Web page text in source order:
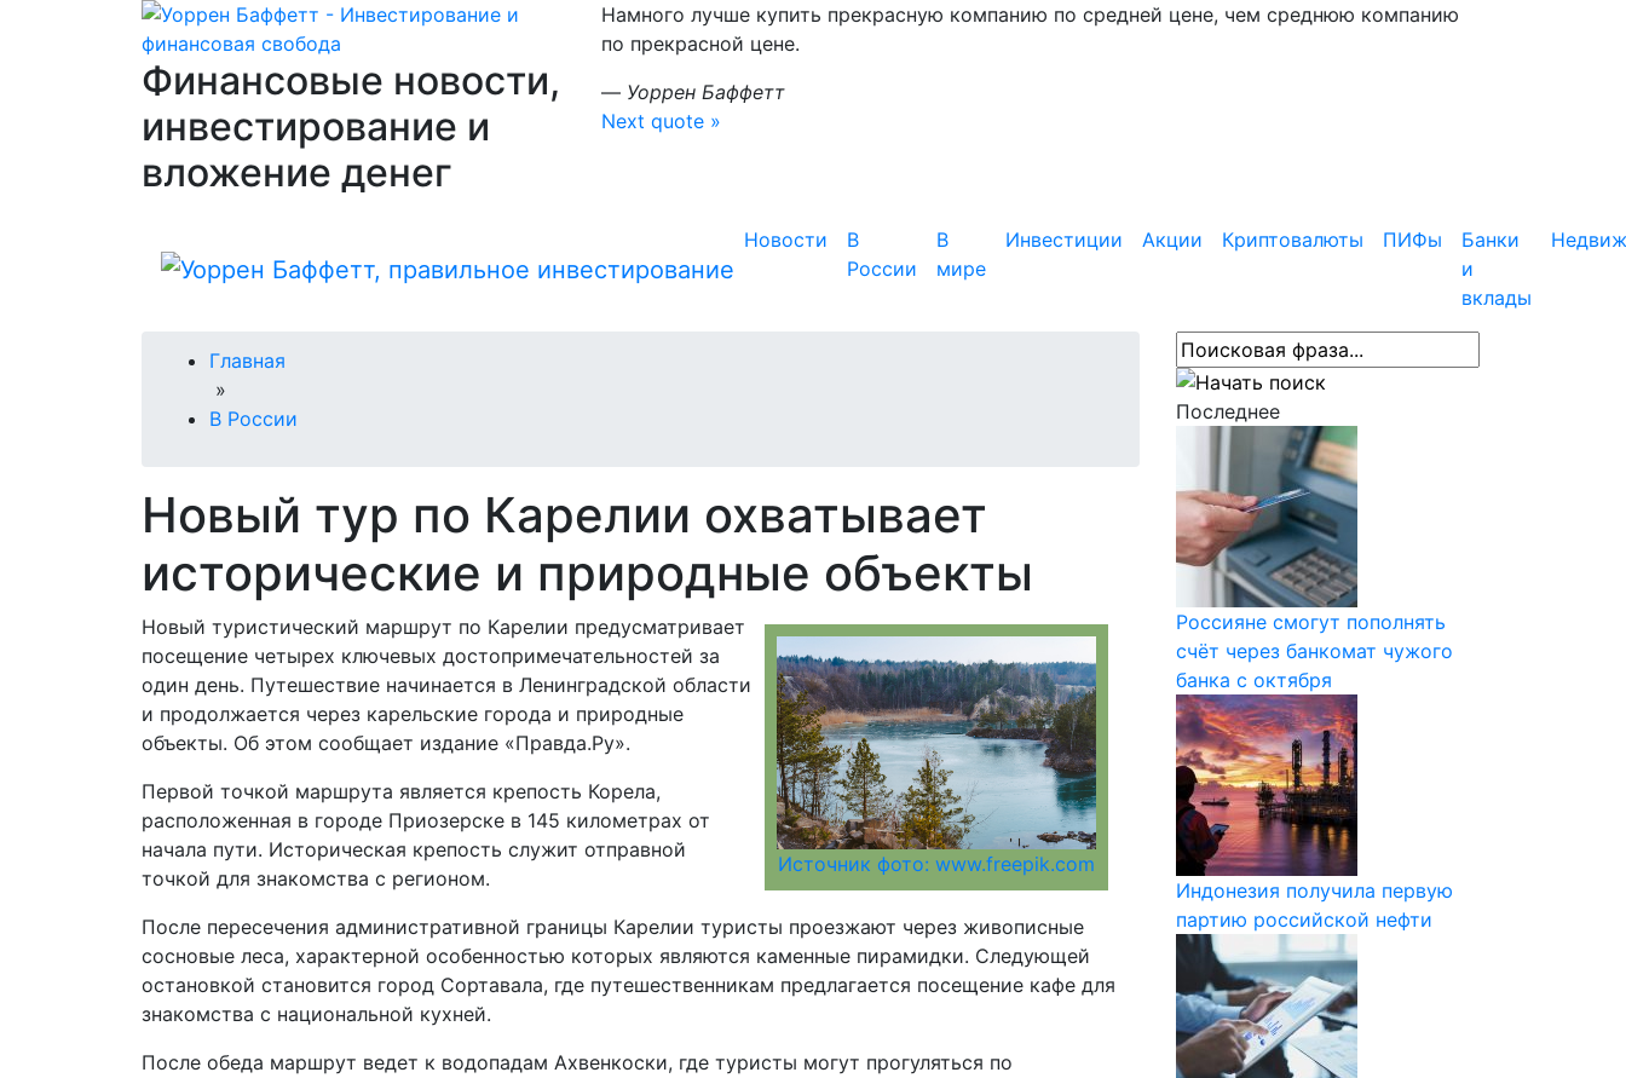
Финансовые новости,
инвестирование и
вложение денег
Намного лучше купить прекрасную компанию по средней цене, чем среднюю компанию
по прекрасной цене.
— Уоррен Баффетт
Next quote »
Новости
В
России
В
мире
Инвестиции Акции Криптовалюты ПИФы
Банки
и
вклады
Главная
»
В России
Новый тур по Карелии охватывает
исторические и природные объекты
Источник фото: www.freepik.com
Новый туристический маршрут по Карелии предусматривает
посещение четырех ключевых достопримечательностей за
один день. Путешествие начинается в Ленинградской области
и продолжается через карельские города и природные
объекты. Об этом сообщает издание «Правда.Ру».
Первой точкой маршрута является крепость Корела,
расположенная в городе Приозерске в 145 километрах от
начала пути. Историческая крепость служит отправной
точкой для знакомства с регионом.
После пересечения административной границы Карелии туристы проезжают через живописные
сосновые леса, характерной особенностью которых являются каменные пирамидки. Следующей
остановкой становится город Сортавала, где путешественникам предлагается посещение кафе для
знакомства с национальной кухней.
После обеда маршрут ведет к водопадам Ахвенкоски, где туристы могут прогуляться по
Последнее
Россияне смогут пополнять
счёт через банкомат чужого
банка с октября
Индонезия получила первую
партию российской нефти